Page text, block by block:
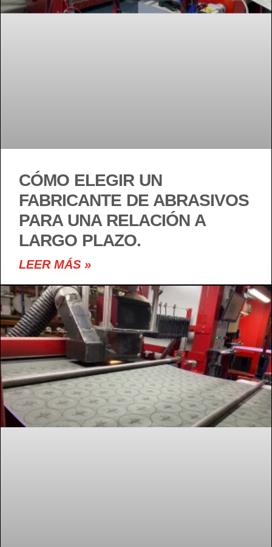
CÓMO ELEGIR UN
FABRICANTE DE ABRASIVOS
PARA UNA RELACIÓN A
LARGO PLAZO.
LEER MÁS »